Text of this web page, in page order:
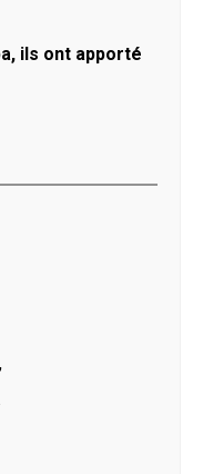
ils ont apporté